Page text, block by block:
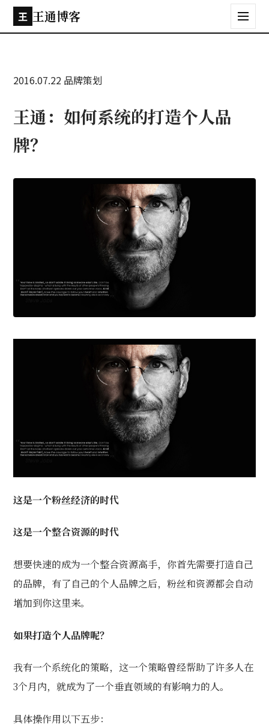
王 王通博客
2016.07.22 品牌策划
王通：如何系统的打造个人品
牌？
这是一个粉丝经济的时代
这是一个整合资源的时代
想要快速的成为一个整合资源高手，你首先需要打造自己
的品牌，有了自己的个人品牌之后，粉丝和资源都会自动
增加到你这里来。
如果打造个人品牌呢？
我有一个系统化的策略，这一个策略曾经帮助了许多人在
3个月内，就成为了一个垂直领域的有影响力的人。
具体操作用以下五步：